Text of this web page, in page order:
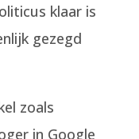
klaar is
gezegd
zoals
in Google